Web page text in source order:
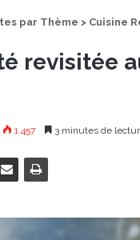
par Thème > Cuisine
revisitée
1 457 3 minutes de